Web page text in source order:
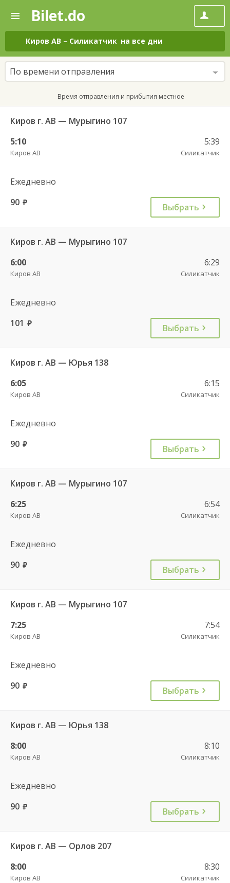
—
Поиск
и
покупка
билетов
на
автобус
онлайн
Bilet.do
Киров АВ – Силикатчик на все дни
По времени отправления
Время отправления и прибытия местное
Киров г. АВ — Мурыгино 107
5:10
Киров АВ
5:39
Силикатчик
Ежедневно
90 руб. Выбрать
Киров г. АВ — Мурыгино 107
6:00
Киров АВ
6:29
Силикатчик
Ежедневно
101 руб. Выбрать
Киров г. АВ — Юрья 138
6:05
Киров АВ
6:15
Силикатчик
Ежедневно
90 руб. Выбрать
Киров г. АВ — Мурыгино 107
6:25
Киров АВ
6:54
Силикатчик
Ежедневно
90 руб. Выбрать
Киров г. АВ — Мурыгино 107
7:25
Киров АВ
7:54
Силикатчик
Ежедневно
90 руб. Выбрать
Киров г. АВ — Юрья 138
8:00
Киров АВ
8:10
Силикатчик
Ежедневно
90 руб. Выбрать
Киров г. АВ — Орлов 207
8:00
Киров АВ
8:30
Силикатчик